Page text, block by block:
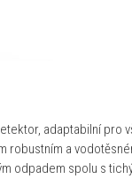
adaptabilní pro
robustním a
odpadem spolu s